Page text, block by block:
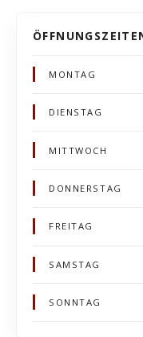
MONTAG
DIENSTAG
MITTWOCH
DONNERSTAG
FREITAG
SAMSTAG
SONNTAG